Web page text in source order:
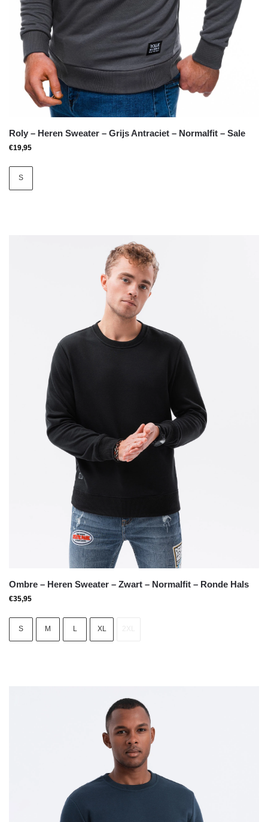
Roly – Heren Sweater – Grijs Antraciet – Normalfit – Sale
€19,95
S
Ombre – Heren Sweater – Zwart – Normalfit – Ronde Hals
€35,95
S M L XL